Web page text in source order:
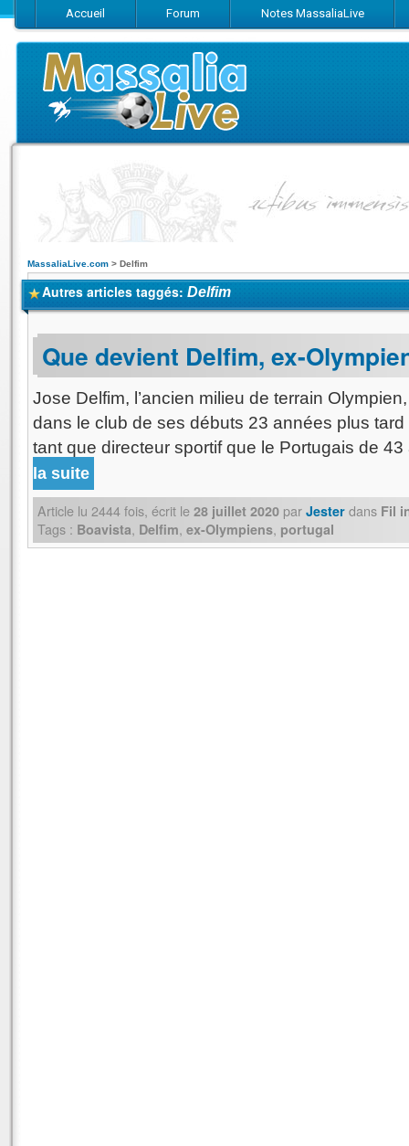
Accueil Forum Notes MassaliaLive
Suivez-nous sur Facebook
Suivez-nous sur Twitter
Abonnez-
MassaliaLive.com > Delfim
Autres articles taggés: Delfim
Que devient Delfim, ex-
Jose Delfim, l’ancien milieu de terrain
dans le club de ses débuts 23 années plus tard
tant que directeur sportif que le Portugais de
la suite
Article lu 2444fois, écrit le 28 juillet 2020 par Jester dans Fil
Tags : Boavista, Delfim, ex-Olympiens, portugal